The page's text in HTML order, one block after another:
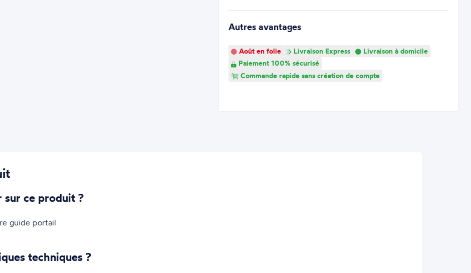
Autres avantages
Août en folie Livraison Express
Livraison à domicile
Paiement 100% sécurisé
Commande rapide sans création de compte
ce produit ?
guide portail
techniques ?